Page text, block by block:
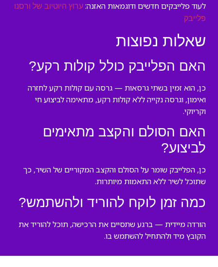
לעוד פלייבקים חדשים ודוגמאות האזנה: ערוץ היוטיוב של ורסנו
פלייבק
שאלות נפוצות
האם הפלייבק כולל קולות רקע?
כן, הוא זמין בשתי גרסאות — גרסה עם קולות רקע לחזרה
ואימון, וגרסה נקייה ללא קולות רקע, מתאימה לביצוע חי
וקריוקי.
האם הסולם והקצב מתאימים
לביצוע?
כן, הפלייבק שומר על הסולם והקצב המקוריים של השיר, כך
שתוכל לשיר ללא התאמות מיותרות.
כמה זמן לוקח להוריד ולהשתמש?
הורדה מיידית — ברגע שתסיים את הרכישה, תוכל להוריד את
הקובץ מיד ולהתחיל להשתמש בו.